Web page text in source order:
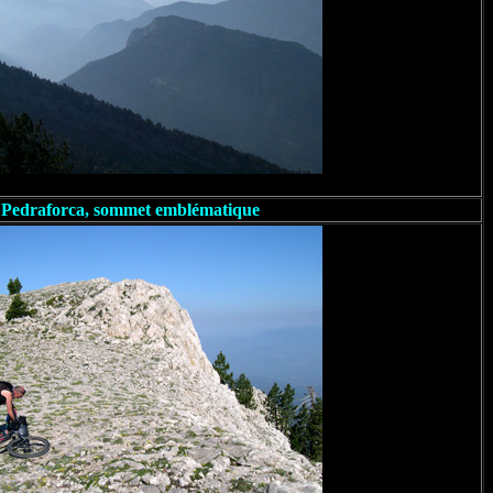
sommet emblématique